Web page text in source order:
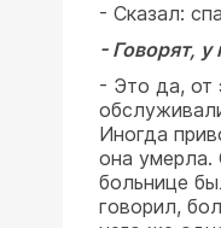
- Сказал:
- Говорят,
- Это да, от
Иногда
она умерла.
больнице
говорил,